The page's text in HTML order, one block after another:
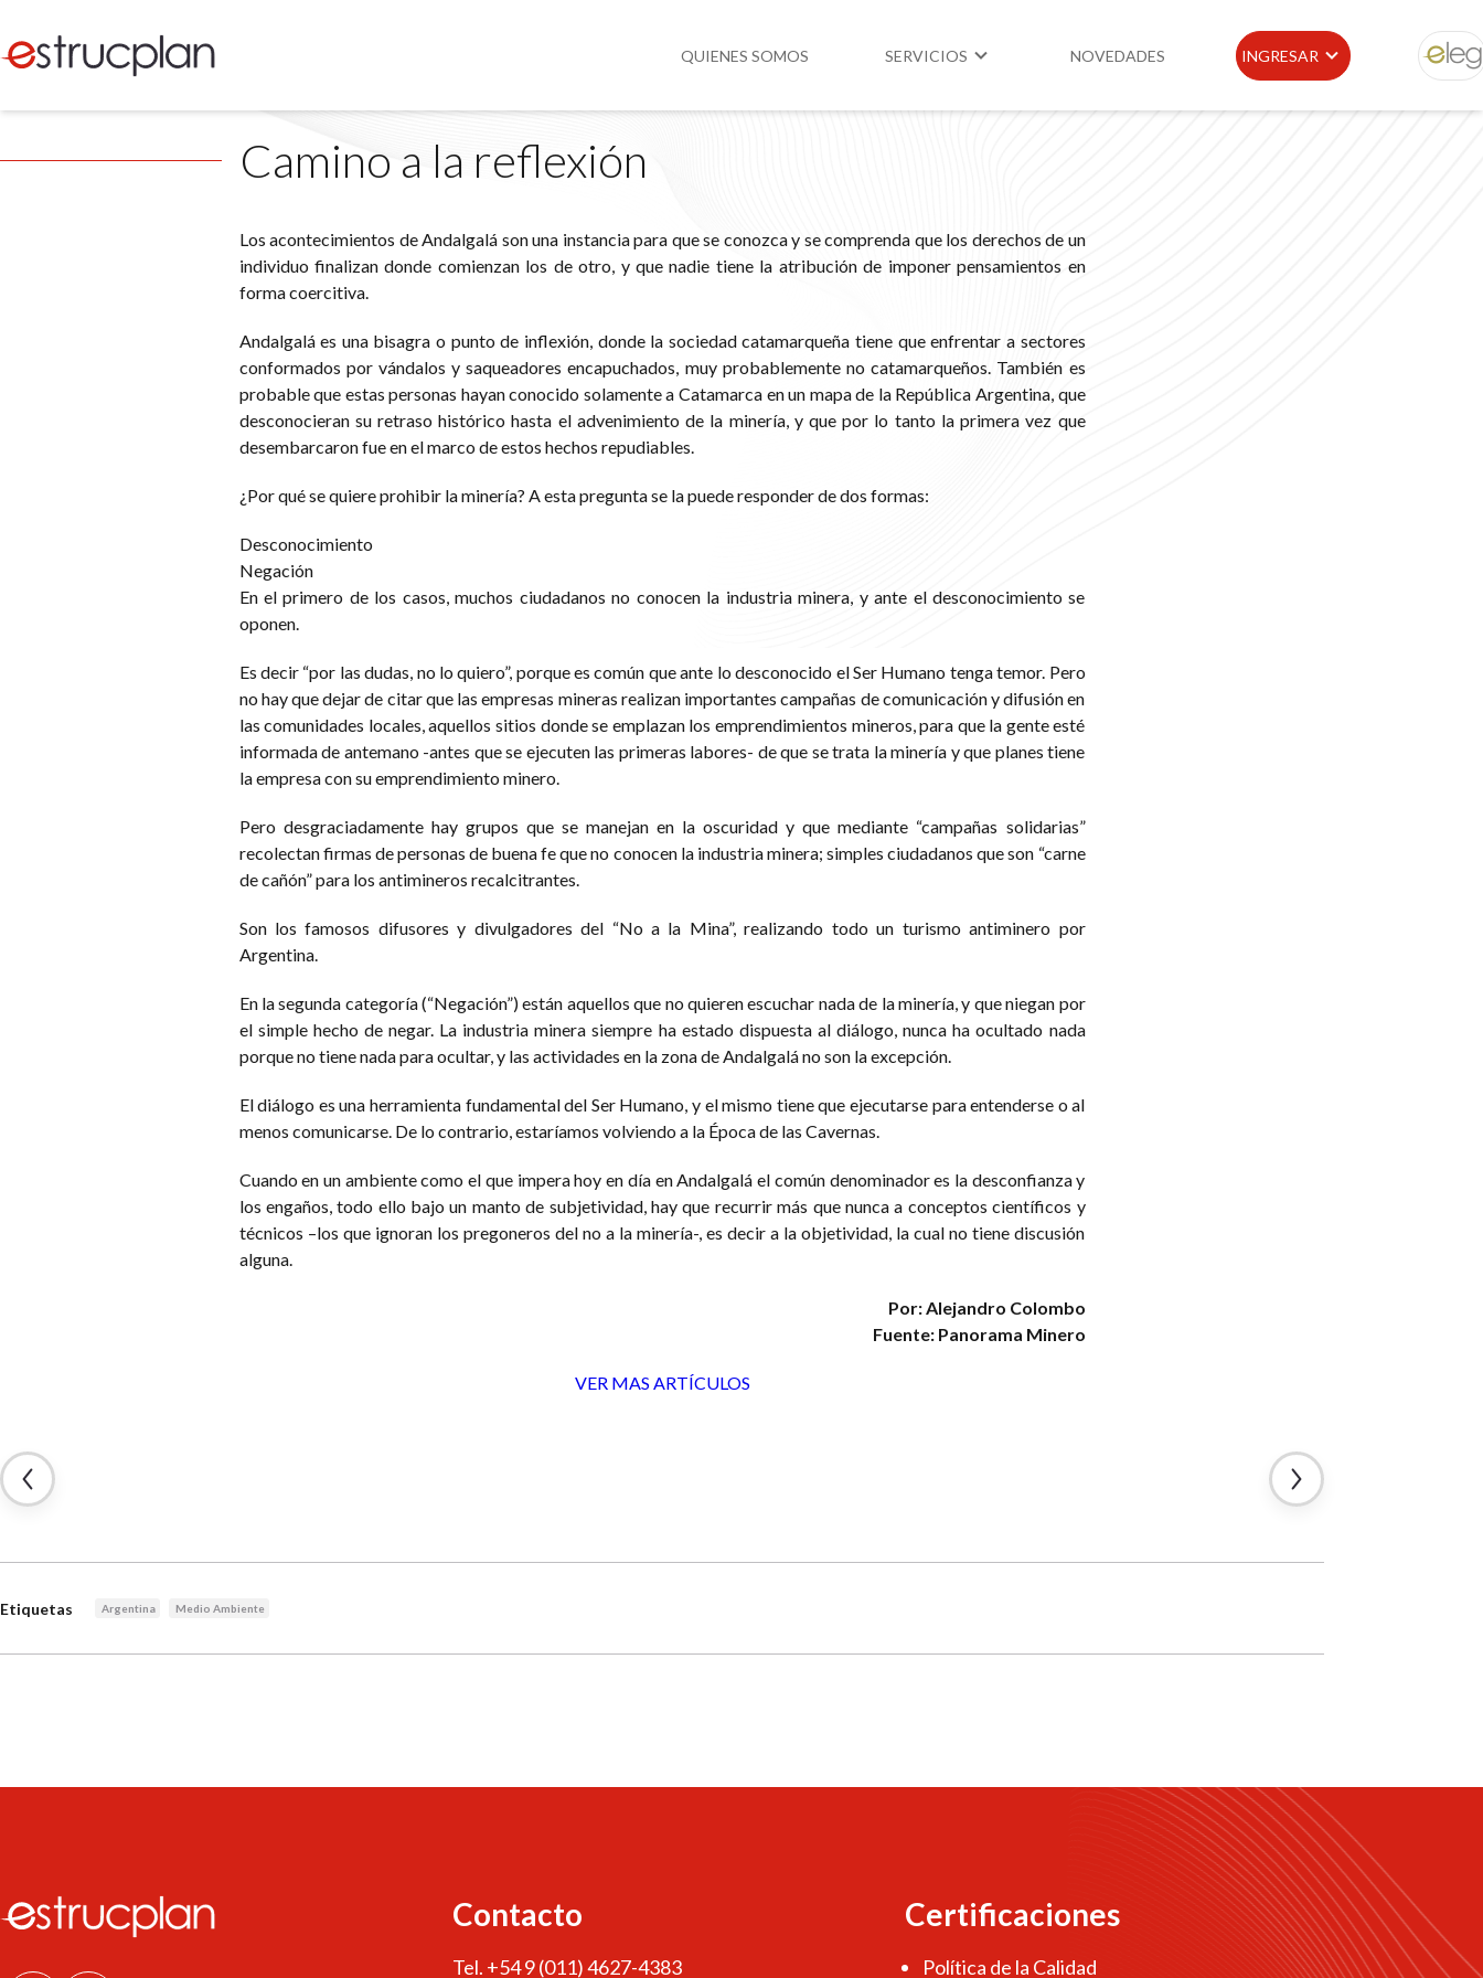
QUIENES SOMOS SERVICIOS
Legislación
NOVEDADES INGRESAR ELEG
Camino a la reflexión
Los acontecimientos de Andalgalá son una instancia para que se conozca y se comprenda que los derechos de un
individuo finalizan donde comienzan los de otro, y que nadie tiene la atribución de imponer pensamientos en
forma coercitiva.
Andalgalá es una bisagra o punto de inflexión, donde la sociedad catamarqueña tiene que enfrentar a sectores
conformados por vándalos y saqueadores encapuchados, muy probablemente no catamarqueños. También es
probable que estas personas hayan conocido solamente a Catamarca en un mapa de la República Argentina, que
desconocieran su retraso histórico hasta el advenimiento de la minería, y que por lo tanto la primera vez que
desembarcaron fue en el marco de estos hechos repudiables.
¿Por qué se quiere prohibir la minería? A esta pregunta se la puede responder de dos formas:
Desconocimiento
Negación
En el primero de los casos, muchos ciudadanos no conocen la industria minera, y ante el desconocimiento se
oponen.
Es decir “por las dudas, no lo quiero”, porque es común que ante lo desconocido el Ser Humano tenga temor. Pero
no hay que dejar de citar que las empresas mineras realizan importantes campañas de comunicación y difusión en
las comunidades locales, aquellos sitios donde se emplazan los emprendimientos mineros, para que la gente esté
informada de antemano -antes que se ejecuten las primeras labores- de que se trata la minería y que planes tiene
la empresa con su emprendimiento minero.
Pero desgraciadamente hay grupos que se manejan en la oscuridad y que mediante “campañas solidarias”
recolectan firmas de personas de buena fe que no conocen la industria minera; simples ciudadanos que son “carne
de cañón” para los antimineros recalcitrantes.
Son los famosos difusores y divulgadores del “No a la Mina”, realizando todo un turismo antiminero por
Argentina.
En la segunda categoría (“Negación”) están aquellos que no quieren escuchar nada de la minería, y que niegan por
el simple hecho de negar. La industria minera siempre ha estado dispuesta al diálogo, nunca ha ocultado nada
porque no tiene nada para ocultar, y las actividades en la zona de Andalgalá no son la excepción.
El diálogo es una herramienta fundamental del Ser Humano, y el mismo tiene que ejecutarse para entenderse o al
menos comunicarse. De lo contrario, estaríamos volviendo a la Época de las Cavernas.
Cuando en un ambiente como el que impera hoy en día en Andalgalá el común denominador es la desconfianza y
los engaños, todo ello bajo un manto de subjetividad, hay que recurrir más que nunca a conceptos científicos y
técnicos –los que ignoran los pregoneros del no a la minería-, es decir a la objetividad, la cual no tiene discusión
alguna.
Por: Alejandro Colombo
Fuente: Panorama Minero
VER MAS ARTÍCULOS
Etiquetas Argentina Medio Ambiente
Contacto
Tel. +54 9 (011) 4627-4383
Certificaciones
Política de la Calidad